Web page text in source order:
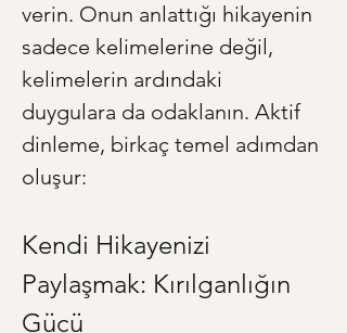
verin. Onun anlattığı hikayenin
sadece kelimelerine değil,
kelimelerin ardındaki
duygulara da odaklanın. Aktif
dinleme, birkaç temel adımdan
oluşur:
Kendi Hikayenizi
Paylaşmak: Kırılganlığın
Gücü